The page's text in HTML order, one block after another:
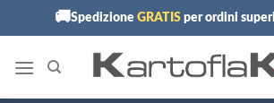
🚚Spedizione GRATISper ordini